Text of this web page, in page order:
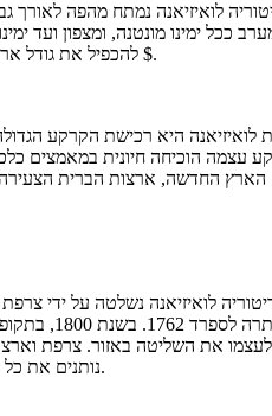
לואיזיאנה נמתח מהפה לאורך
ככל ימינו מונטנה, ומצפון ועד
להכפיל את גודל ארצות הברית במחיר של 15 מיליון $.
לואיזיאנה היא רכישת הקרקע
עצמה הוכיחה חיונית במאמצים
החדשה, ארצות הברית הצעירה
ויתרה
לעצמו את השליטה באזור. צרפת
נותנים את כל הטענות לאמריקה, בשנת 1803.